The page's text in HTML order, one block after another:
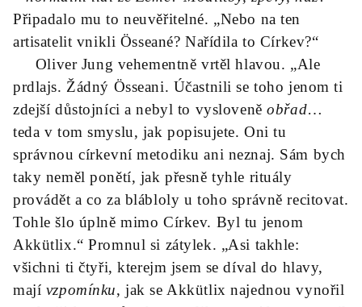
Připadalo mu to neuvěřitelné. „Nebo na ten
artisatelit vnikli Össeané? Nařídila to Církev?“
Oliver Jung vehementně vrtěl hlavou. „Ale
prdlajs. Žádný Össeani. Účastnili se toho jenom ti
zdejší důstojníci a nebyl to vysloveněobřad…
teda v tom smyslu, jak popisujete. Oni tu
správnou církevní metodiku ani neznaj. Sám bych
taky neměl ponětí, jak přesně tyhle rituály
provádět a co za blábloly u toho správně recitovat.
Tohle šlo úplně mimo Církev. Byl tu jenom
Akkütlix.“ Promnul si zátylek. „Asi takhle:
všichni ti čtyři, kterejm jsem se díval do hlavy,
mají vzpomínku, jak se Akkütlix najednou vynořil